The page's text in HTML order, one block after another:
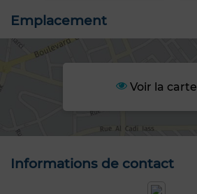
Emplacement
Voir la carte
Informations de contact